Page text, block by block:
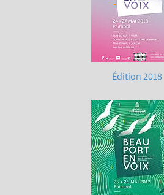
Édition 2018